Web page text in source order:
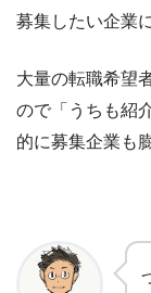
募集したい企業
大量の転職希望
ので「うちも紹
的に募集企業も